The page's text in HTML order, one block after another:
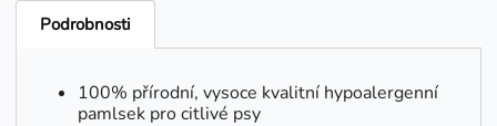
Podrobnosti
100% přírodní, vysoce kvalitní hypoalergenní
pamlsek pro citlivé psy